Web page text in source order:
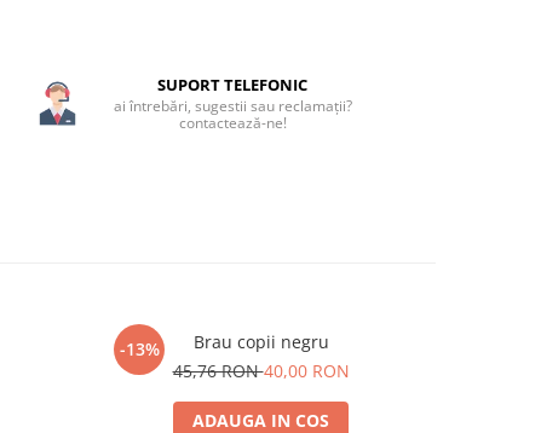
SUPORT TELEFONIC
ai întrebări, sugestii sau reclamații?
contactează-ne!
-13%
Brau copii negru
45,76 RON40,00 RON
ADAUGA IN COS